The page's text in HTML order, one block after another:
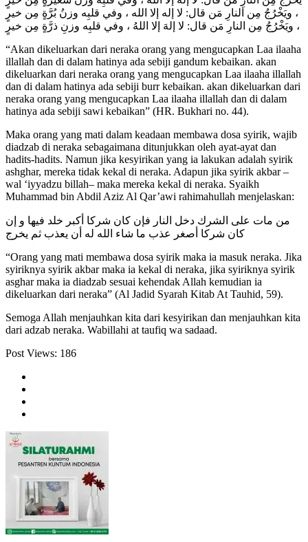
، ويَخْرُجُ مِن النارِ مَن قال: لا إله إلا الله ، وفي قلبِه وزنُ بُرَّةٍ مِن خيرٍ
، ويَخْرُجُ مِن النارِ مَن قال: لا إلهَ إلا اللهُ ، وفي قلبِه وزنِ ذرَّةٍ مِن خيرٍ
“Akan dikeluarkan dari neraka orang yang mengucapkan Laa ilaaha
illallah dan di dalam hatinya ada sebiji gandum kebaikan. akan
dikeluarkan dari neraka orang yang mengucapkan Laa ilaaha illallah
dan di dalam hatinya ada sebiji burr kebaikan. akan dikeluarkan dari
neraka orang yang mengucapkan Laa ilaaha illallah dan di dalam
hatinya ada sebiji sawi kebaikan” (HR. Bukhari no. 44).
Maka orang yang mati dalam keadaan membawa dosa syirik, wajib
diadzab di neraka sebagaimana ditunjukkan oleh ayat-ayat dan
hadits-hadits. Namun jika kesyirikan yang ia lakukan adalah syirik
ashghar, mereka tidak kekal di neraka. Adapun jika syirik akbar –
wal ‘iyyadzu billah– maka mereka kekal di neraka. Syaikh
Muhammad bin Abdil Aziz Al Qar’awi rahimahullah menjelaskan:
من مات على الشرك دخل النار فإن كان شركا أكبر خلد فيها و إن
كان شركا أصغر عذب ما شاء الله له أن يعذب ثم يخرج
“Orang yang mati membawa dosa syirik maka ia masuk neraka. Jika
syiriknya syirik akbar maka ia kekal di neraka, jika syiriknya syirik
asghar maka ia diadzab sesuai kehendak Allah kemudian ia
dikeluarkan dari neraka” (Al Jadid Syarah Kitab At Tauhid, 59).
Semoga Allah menjauhkan kita dari kesyirikan dan menjauhkan kita
dari adzab neraka. Wabillahi at taufiq wa sadaad.
Post Views: 186